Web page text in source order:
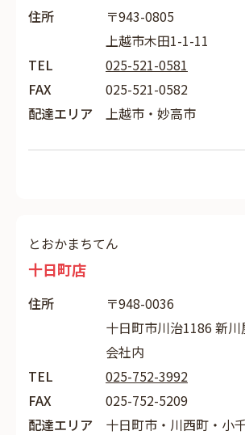
住所
〒943-0805
上越市木田1-1-11
TEL
025-521-0581
FAX
025-521-0582
配達エリア
上越市・妙高市
とおかまちてん
十日町店
住所
〒948-0036
十日町市川治1186 新
会社内
TEL
025-752-3992
FAX
025-752-5209
配達エリア
十日町市・川西町・小